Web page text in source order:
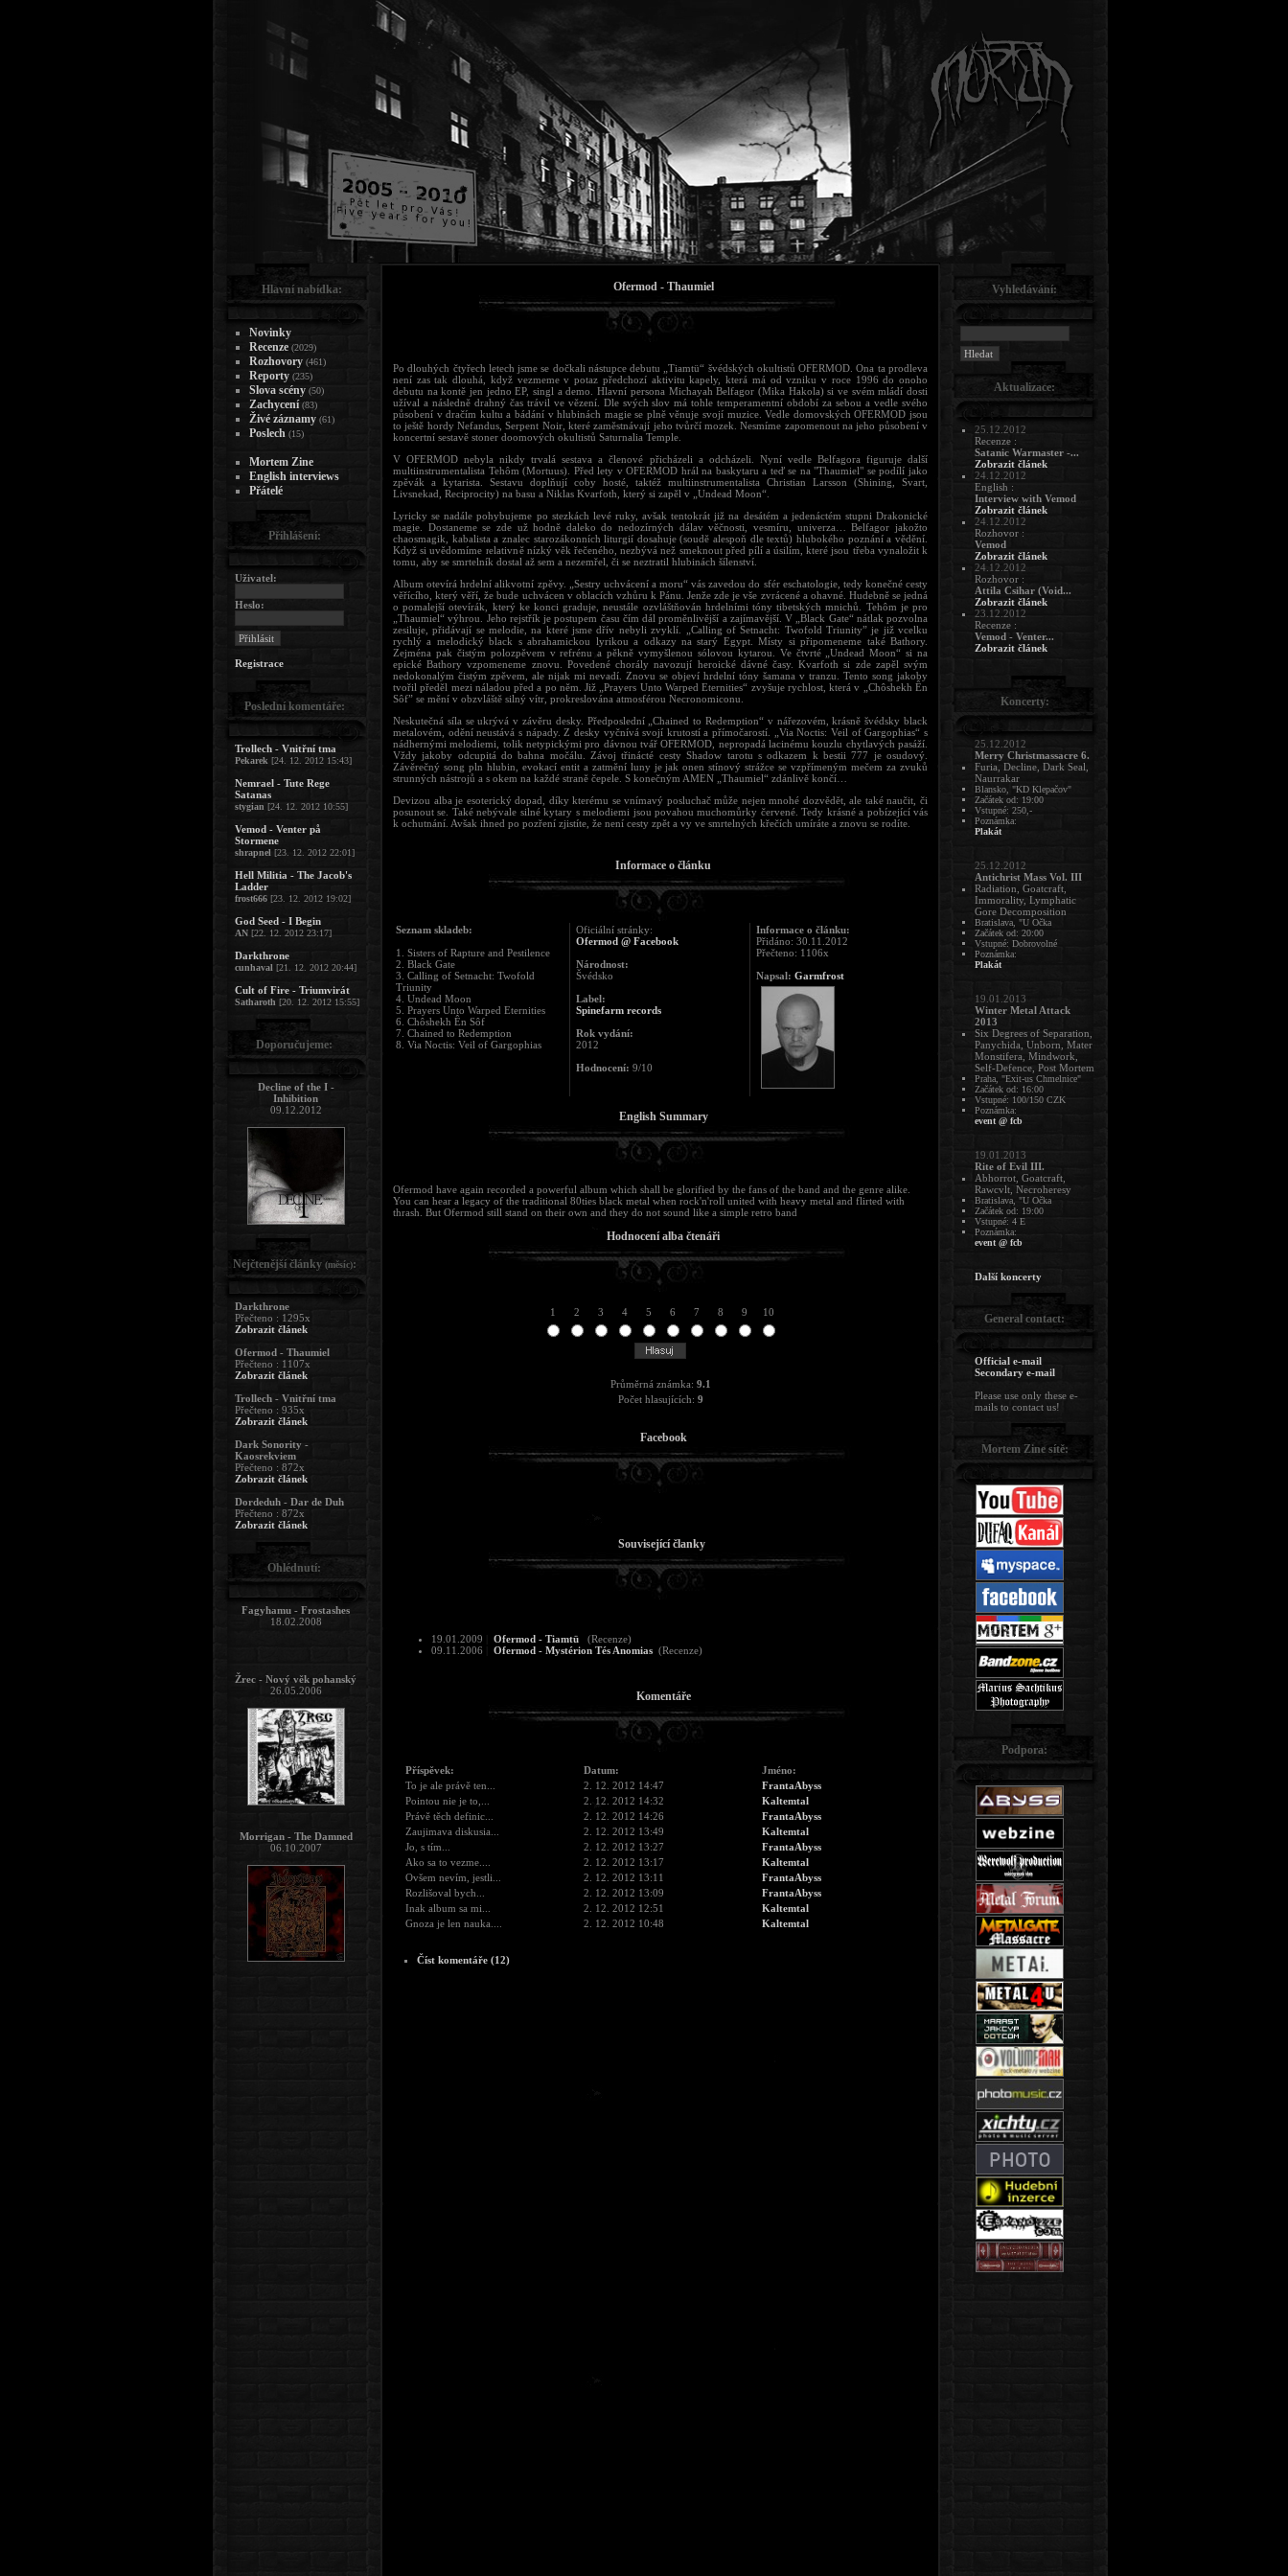
Ofermod - Thaumiel
Po dlouhých čtyřech letech jsme se dočkali nástupce debutu „Tiamtü“ švédských okultistů OFERMOD. Ona ta prodleva
není zas tak dlouhá, když vezmeme v potaz předchozí aktivitu kapely, která má od vzniku v roce 1996 do onoho
debutu na kontě jen jedno EP, singl a demo. Hlavní persona Michayah Belfagor (Mika Hakola) si ve svém mládí dosti
užíval a následně drahný čas trávil ve vězení. Dle svých slov má tohle temperamentní období za sebou a vedle svého
působení v dračím kultu a bádání v hlubinách magie se plně věnuje svojí muzice. Vedle domovských OFERMOD jsou
to ještě hordy Nefandus, Serpent Noir, které zaměstnávají jeho tvůrčí mozek. Nesmíme zapomenout na jeho působení v
koncertní sestavě stoner doomových okultistů Saturnalia Temple.
V OFERMOD nebyla nikdy trvalá sestava a členové přicházeli a odcházeli. Nyní vedle Belfagora figuruje další
multiinstrumentalista Tehôm (Mortuus). Před lety v OFERMOD hrál na baskytaru a teď se na "Thaumiel" se podílí jako
zpěvák a kytarista. Sestavu doplňují coby hosté, taktéž multiinstrumentalista Christian Larsson (Shining, Svart,
Livsnekad, Reciprocity) na basu a Niklas Kvarfoth, který si zapěl v „Undead Moon“.
Lyricky se nadále pohybujeme po stezkách levé ruky, avšak tentokrát již na desátém a jedenáctém stupni Drakonické
magie. Dostaneme se zde už hodně daleko do nedozírných dálav věčnosti, vesmíru, univerza… Belfagor jakožto
chaosmagik, kabalista a znalec starozákonních liturgií dosahuje (soudě alespoň dle textů) hlubokého poznání a vědění.
Když si uvědomíme relativně nízký věk řečeného, nezbývá než smeknout před pílí a úsilím, které jsou třeba vynaložit k
tomu, aby se smrtelník dostal až sem a nezemřel, či se neztratil hlubinách šílenství.
Album otevírá hrdelní alikvotní zpěvy. „Sestry uchvácení a moru“ vás zavedou do sfér eschatologie, tedy konečné cesty
věřícího, který věří, že bude uchvácen v oblacích vzhůru k Pánu. Jenže zde je vše zvrácené a ohavné. Hudebně se jedná
o pomalejší otevírák, který ke konci graduje, neustále ozvláštňován hrdelními tóny tibetských mnichů. Tehôm je pro
„Thaumiel“ výhrou. Jeho rejstřík je postupem času čím dál proměnlivější a zajímavější. V „Black Gate“ nátlak pozvolna
zesiluje, přidávají se melodie, na které jsme dřív nebyli zvyklí. „Calling of Setnacht: Twofold Triunity” je již vcelku
rychlý a melodický black s abrahamickou lyrikou a odkazy na starý Egypt. Místy si připomeneme také Bathory.
Zejména pak čistým polozpěvem v refrénu a pěkně vymyšlenou sólovou kytarou. Ve čtvrté „Undead Moon“ si na
epické Bathory vzpomeneme znovu. Povedené chorály navozují heroické dávné časy. Kvarfoth si zde zapěl svým
nedokonalým čistým zpěvem, ale nijak mi nevadí. Znovu se objeví hrdelní tóny šamana v tranzu. Tento song jakoby
tvořil předěl mezi náladou před a po něm. Již „Prayers Unto Warped Eternities“ zvyšuje rychlost, která v „Chôshekh Ên
Sôf” se mění v obzvláště silný vítr, prokreslována atmosférou Necronomiconu.
Neskutečná síla se ukrývá v závěru desky. Předposlední „Chained to Redemption“ v nářezovém, krásně švédsky black
metalovém, odění neustává s nápady. Z desky vyčnívá svojí krutostí a přímočarostí. „Via Noctis: Veil of Gargophias“ s
nádhernými melodiemi, tolik netypickými pro dávnou tvář OFERMOD, nepropadá lacinému kouzlu chytlavých pasáží.
Vždy jakoby odcupitá do bahna močálu. Závoj třinácté cesty Shadow tarotu s odkazem k bestii 777 je osudový.
Závěrečný song pln hlubin, evokací entit a zatmění luny je jak onen stínový strážce se vzpřímeným mečem za zvuků
strunných nástrojů a s okem na každé straně čepele. S konečným AMEN „Thaumiel“ zdánlivě končí…
Devizou alba je esoterický dopad, díky kterému se vnímavý posluchač může nejen mnohé dozvědět, ale také naučit, či
posunout se. Také nebývale silné kytary s melodiemi jsou povahou muchomůrky červené. Tedy krásné a pobízející vás
k ochutnání. Avšak ihned po pozření zjistíte, že není cesty zpět a vy ve smrtelných křečích umíráte a znovu se rodíte.
Informace o článku
Seznam skladeb:
1. Sisters of Rapture and Pestilence
2. Black Gate
3. Calling of Setnacht: Twofold
Triunity
4. Undead Moon
5. Prayers Unto Warped Eternities
6. Chôshekh Ên Sôf
7. Chained to Redemption
8. Via Noctis: Veil of Gargophias
Oficiální stránky:
Ofermod @ Facebook
Národnost:
Švédsko
Label:
Spinefarm records
Rok vydání:
2012
Hodnocení: 9/10
Informace o článku:
Přidáno: 30.11.2012
Přečteno: 1106x
Napsal: Garmfrost
English Summary
Ofermod have again recorded a powerful album which shall be glorified by the fans of the band and the genre alike.
You can hear a legacy of the traditional 80ties black metal when rock'n'roll united with heavy metal and flirted with
thrash. But Ofermod still stand on their own and they do not sound like a simple retro band
Hodnocení alba čtenáři
1 2 3 4 5 6 7 8 9 10
Průměrná známka: 9.1
Počet hlasujících: 9
Facebook
Související članky
19.01.2009 Ofermod - Tiamtü
(Recenze)
09.11.2006
Ofermod - Mystérion Tés Anomias (Recenze)
Komentáře
Příspěvek: Datum:
Jméno:
To je ale právě ten...
2. 12. 2012 14:47
FrantaAbyss
Pointou nie je to,...
2. 12. 2012 14:32
Kaltemtal
Právě těch definic...
2. 12. 2012 14:26
FrantaAbyss
Zaujimava diskusia...
2. 12. 2012 13:49
Kaltemtal
Jo, s tím...
2. 12. 2012 13:27
FrantaAbyss
Ako sa to vezme....
2. 12. 2012 13:17
Kaltemtal
Ovšem nevím, jestli...
2. 12. 2012 13:11
FrantaAbyss
Rozlišoval bych...
2. 12. 2012 13:09
FrantaAbyss
Inak album sa mi...
2. 12. 2012 12:51
Kaltemtal
Gnoza je len nauka....
2. 12. 2012 10:48 Kaltemtal
Číst komentáře (12)
Hlavní nabídka:
Novinky
Recenze (2029)
Rozhovory (461)
Reporty (235)
Slova scény (50)
Zachycení (83)
Živé záznamy (61)
Poslech (15)
Mortem Zine
English interviews
Přátelé
Přihlášení:
Uživatel:
Heslo:
Registrace
Poslední komentáře:
Trollech - Vnitřní tma
Pekarek [24. 12. 2012 15:43]
Nemrael - Tute Rege
Satanas
stygian [24. 12. 2012 10:55]
Vemod - Venter på
Stormene
shrapnel [23. 12. 2012 22:01]
Hell Militia - The Jacob's
Ladder
frost666 [23. 12. 2012 19:02]
God Seed - I Begin
AN [22. 12. 2012 23:17]
Darkthrone
cunhaval [21. 12. 2012 20:44]
Cult of Fire - Triumvirát
Satharoth [20. 12. 2012 15:55]
Doporučujeme:
Decline of the I -
Inhibition
09.12.2012
Nejčtenější články (měsíc):
Darkthrone
Přečteno : 1295x
Zobrazit článek
Ofermod - Thaumiel
Přečteno : 1107x
Zobrazit článek
Trollech - Vnitřní tma
Přečteno : 935x
Zobrazit článek
Dark Sonority -
Kaosrekviem
Přečteno : 872x
Zobrazit článek
Dordeduh - Dar de Duh
Přečteno : 872x
Zobrazit článek
Ohlédnutí:
Fagyhamu - Frostashes
18.02.2008
Žrec - Nový věk pohanský
26.05.2006
Morrigan - The Damned
06.10.2007
Vyhledávání:
Aktualizace:
25.12.2012
Recenze :
Satanic Warmaster -...
Zobrazit článek
24.12.2012
English :
Interview with Vemod
Zobrazit článek
24.12.2012
Rozhovor :
Vemod
Zobrazit článek
24.12.2012
Rozhovor :
Attila Csihar (Void...
Zobrazit článek
23.12.2012
Recenze :
Vemod - Venter...
Zobrazit článek
Koncerty:
25.12.2012
Merry Christmassacre 6.
Furia, Decline, Dark Seal,
Naurrakar
Blansko, "KD Klepačov"
Začátek od: 19:00
Vstupné: 250,-
Poznámka:
Plakát
25.12.2012
Antichrist Mass Vol. III
Radiation, Goatcraft,
Immorality, Lymphatic
Gore Decomposition
Bratislava, "U Očka
Začátek od: 20:00
Vstupné: Dobrovolné
Poznámka:
Plakát
19.01.2013
Winter Metal Attack
2013
Six Degrees of Separation,
Panychida, Unborn, Mater
Monstifera, Mindwork,
Self-Defence, Post Mortem
Praha, "Exit-us Chmelnice"
Začátek od: 16:00
Vstupné: 100/150 CZK
Poznámka:
event @ fcb
19.01.2013
Rite of Evil III.
Abhorrot, Goatcraft,
Rawcvlt, Necroheresy
Bratislava, "U Očka
Začátek od: 19:00
Vstupné: 4 E
Poznámka:
event @ fcb
Další koncerty
General contact:
Official e-mail
Secondary e-mail
Please use only these e-
mails to contact us!
Mortem Zine sítě:
Podpora: